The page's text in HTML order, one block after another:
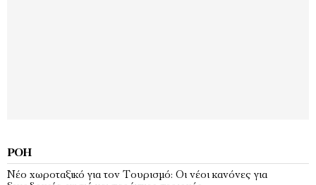
ΡΟΉ
Νέο χωροταξικό για τον Τουρισμό: Οι νέοι κανόνες για